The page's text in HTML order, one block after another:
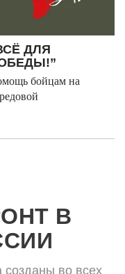
ДЛЯ
бойцам на
В
во всех